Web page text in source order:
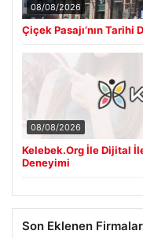
08/08/2026
Çiçek Pasajı’nın Tarihi
08/08/2026
Kelebek.Org İle Dijital
Deneyimi
Son Eklenen Firmalar